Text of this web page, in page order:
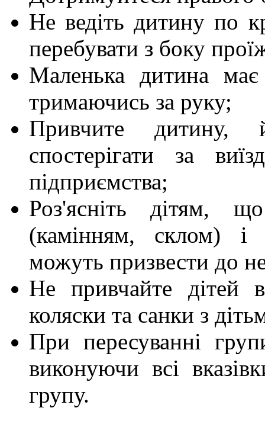
Не ведіть дитину по
перебувати з боку
Маленька дитина
тримаючись за руку;
Привчите дитину,
спостерігати за
підприємства;
Роз'ясніть дітям,
(камінням, склом) і
можуть призвести до
Не привчайте дітей
коляски та санки з
При пересуванні
виконуючи всі
групу.